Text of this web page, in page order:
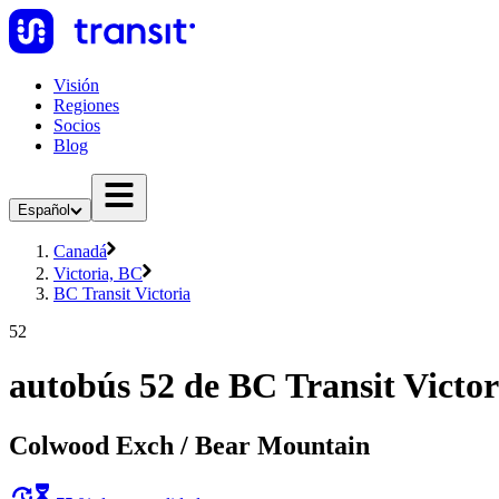
Visión
Regiones
Socios
Blog
Español
Canadá
Victoria, BC
BC Transit Victoria
52
autobús 52 de BC Transit
Colwood Exch / Bear Mountain